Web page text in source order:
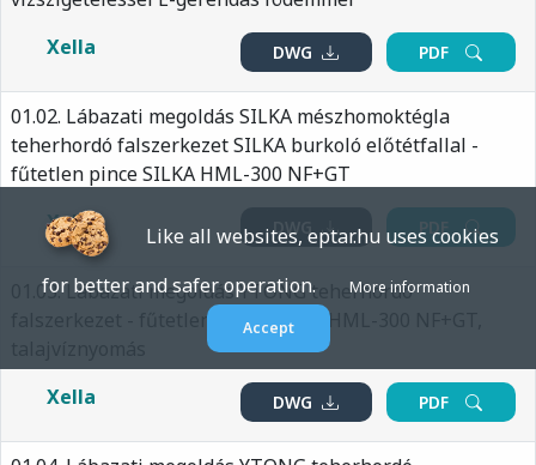
Xella
DWG PDF
01.02. Lábazati megoldás SILKA mészhomoktégla
teherhordó falszerkezet SILKA burkoló előtétfallal -
fűtetlen pince SILKA HML-300 NF+GT
Xella
DWG PDF
01.03. Lábazati megoldás YTONG teherhordó
falszerkezet - fűtetlen pince SILKA HML-300 NF+GT,
Xella
DWG PDF
Like all websites, eptar.hu uses cookies
for better and safer operation.
More information
Accept